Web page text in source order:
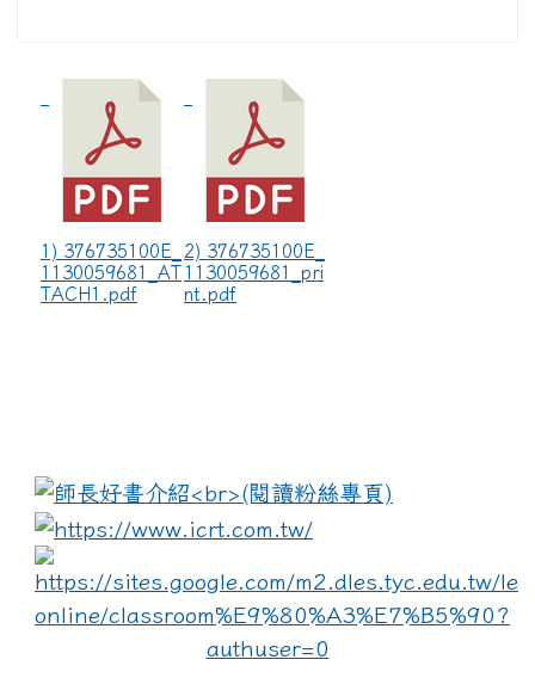
1) 376735100E_
1130059681_AT
TACH1.pdf
2) 376735100E_
1130059681_pri
nt.pdf
link to https://